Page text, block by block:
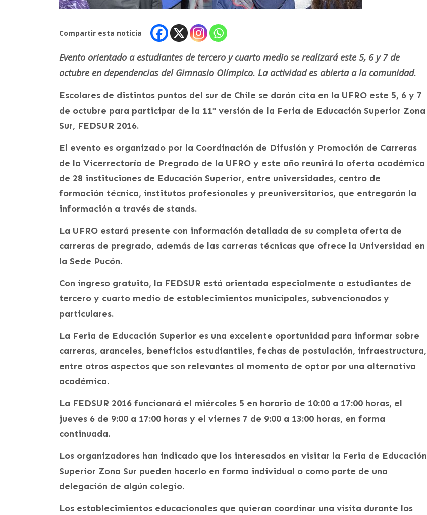
Compartir esta noticia
Evento orientado a estudiantes de tercero y cuarto medio se realizará este 5, 6 y 7 de
octubre en dependencias del Gimnasio Olímpico. La actividad es abierta a la comunidad.
Escolares de distintos puntos del sur de Chile se darán cita en la UFRO este 5, 6 y 7
de octubre para participar de la 11ª versión de la Feria de Educación Superior Zona
Sur, FEDSUR 2016.
El evento es organizado por la Coordinación de Difusión y Promoción de Carreras
de la Vicerrectoría de Pregrado de la UFRO y este año reunirá la oferta académica
de 28 instituciones de Educación Superior, entre universidades, centro de
formación técnica, institutos profesionales y preuniversitarios, que entregarán la
información a través de stands.
La UFRO estará presente con información detallada de su completa oferta de
carreras de pregrado, además de las carreras técnicas que ofrece la Universidad en
la Sede Pucón.
Con ingreso gratuito, la FEDSUR está orientada especialmente a estudiantes de
tercero y cuarto medio de establecimientos municipales, subvencionados y
particulares.
La Feria de Educación Superior es una excelente oportunidad para informar sobre
carreras, aranceles, beneficios estudiantiles, fechas de postulación, infraestructura,
entre otros aspectos que son relevantes al momento de optar por una alternativa
académica.
La FEDSUR 2016 funcionará el miércoles 5 en horario de 10:00 a 17:00 horas, el
jueves 6 de 9:00 a 17:00 horas y el viernes 7 de 9:00 a 13:00 horas, en forma
continuada.
Los organizadores han indicado que los interesados en visitar la Feria de Educación
Superior Zona Sur pueden hacerlo en forma individual o como parte de una
delegación de algún colegio.
Los establecimientos educacionales que quieran coordinar una visita durante los